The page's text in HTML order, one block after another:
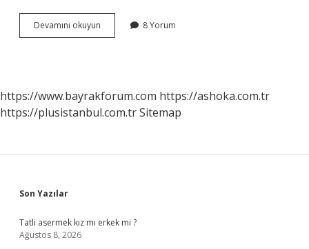
Devamını okuyun
Adet
8 Yorum
https://www.bayrakforum.com https://ashoka.com.tr
https://plusistanbul.com.trSitemap
Sidebar
Son Yazılar
Tatli asermek kız mı erkek mi ?
Ağustos 8, 2026